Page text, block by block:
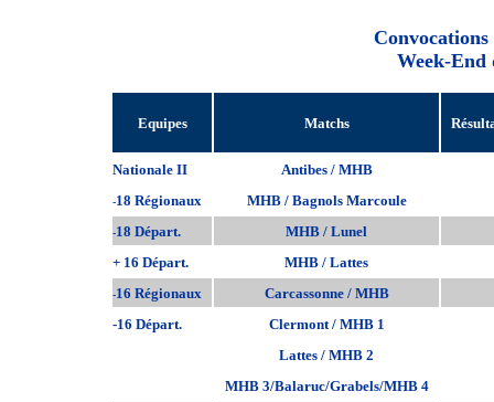
Week-End
Equipes Matchs
Nationale II Antibes / MHB
-18 Régionaux MHB / Bagnols Marcoule
-18 Départ.
MHB / Lunel
+ 16 Départ.
MHB / Lattes
-16 Régionaux
Carcassonne / MHB
-16 Départ.
Clermont / MHB 1
Lattes / MHB 2
MHB 3/Balaruc/Grabels/MHB 4